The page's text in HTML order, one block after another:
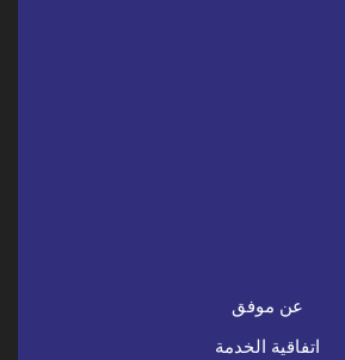
عن موفق
اتفاقية الخدمة